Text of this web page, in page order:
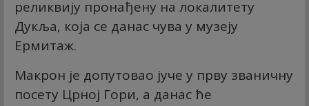
реликвију пронађену на локалитету
Дукља, која се данас чува у музеју
Ермитаж.
Макрон је допутовао јуче у прву званичну
посету Црној Гори, а данас ће